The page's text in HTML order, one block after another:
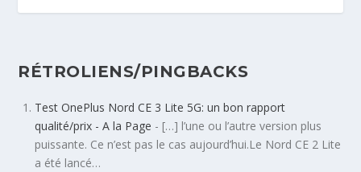
RÉTROLIENS/PINGBACKS
Test OnePlus Nord CE 3 Lite 5G: un bon rapport
qualité/prix - A la Page - […] l’une ou l’autre version plus
puissante. Ce n’est pas le cas aujourd’hui.Le Nord CE 2 Lite
a été lancé…